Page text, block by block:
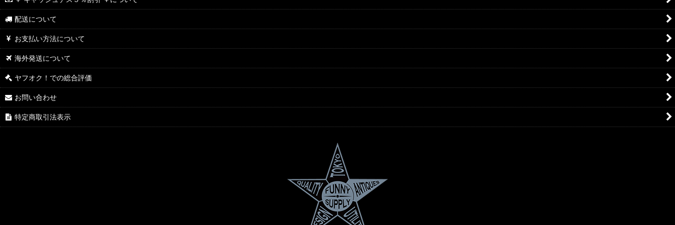
配送について
お支払い方法について
海外発送について
ヤフオク！での総合評価
お問い合わせ
特定商取引法表示